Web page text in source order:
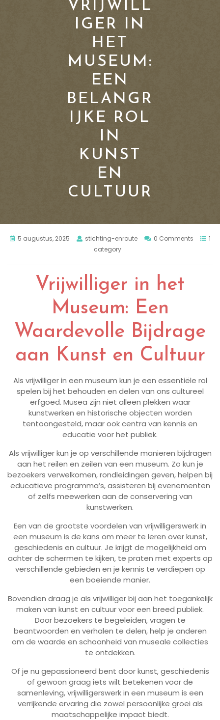
VRIJWILL
IGER IN
HET
MUSEUM:
EEN
BELANGR
IJKE ROL
IN
KUNST
EN
CULTUUR
5 augustus, 2025 stichting-enroute 0 Comments
1
category
Vrijwilliger in het
Museum: Een
Waardevolle Bijdrage
aan Kunst en Cultuur
Als vrijwilliger in een museum kun je een essentiële rol
spelen bij het behouden en delen van ons cultureel
erfgoed. Musea zijn niet alleen plekken waar
kunstwerken en historische objecten worden
tentoongesteld, maar ook centra van kennis en
educatie voor het publiek.
Als vrijwilliger kun je op verschillende manieren bijdragen
aan het reilen en zeilen van een museum. Zo kun je
bezoekers verwelkomen, rondleidingen geven, helpen bij
educatieve programma’s, assisteren bij evenementen
of zelfs meewerken aan de conservering van
kunstwerken.
Een van de grootste voordelen van vrijwilligerswerk in
een museum is de kans om meer te leren over kunst,
geschiedenis en cultuur. Je krijgt de mogelijkheid om
achter de schermen te kijken, te praten met experts op
verschillende gebieden en je kennis te verdiepen op
een boeiende manier.
Bovendien draag je als vrijwilliger bij aan het toegankelijk
maken van kunst en cultuur voor een breed publiek.
Door bezoekers te begeleiden, vragen te
beantwoorden en verhalen te delen, help je anderen
om de waarde en schoonheid van museale collecties
te ontdekken.
Of je nu gepassioneerd bent door kunst, geschiedenis
of gewoon graag iets wilt betekenen voor de
samenleving, vrijwilligerswerk in een museum is een
verrijkende ervaring die zowel persoonlijke groei als
maatschappelijke impact biedt.